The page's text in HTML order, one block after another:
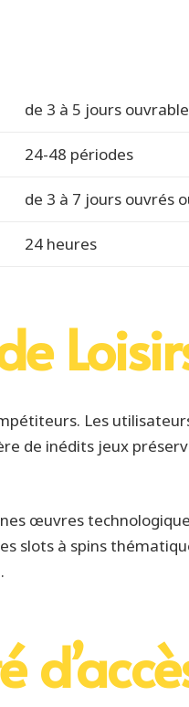
de 3 à 5 jours
24-48 périodes
de 3 à 7 jours ouvrés
24 heures
Les
de inédits jeux
œuvres
slots à spins